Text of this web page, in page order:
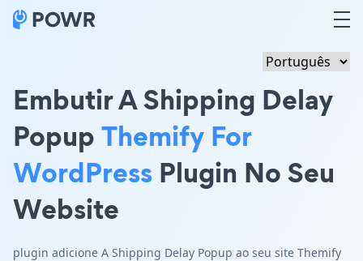
Embutir A Shipping Delay
PopupThemify For
WordPress Plugin No Seu
Website
plugin adicione A Shipping Delay Popup ao seu site Themify